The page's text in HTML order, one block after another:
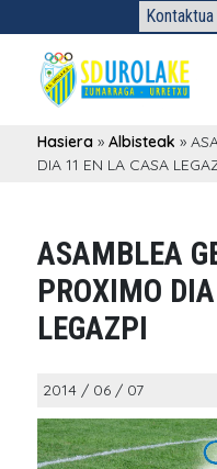
Kontaktua
Hasiera »Albisteak »
DIA 11 EN LA CASA
ASAMBLEA
PROXIMO
LEGAZPI
2014 / 06 / 07